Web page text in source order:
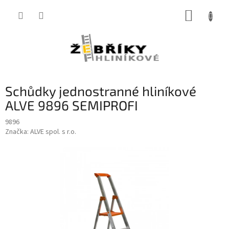
Schůdky jednostranné hliníkové
ALVE 9896 SEMIPROFI
9896
Značka: ALVE spol. s r.o.